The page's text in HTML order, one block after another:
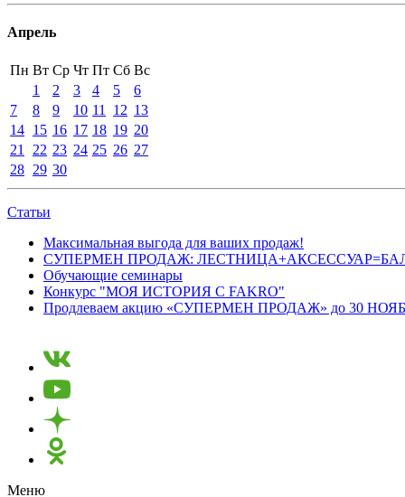
Апрель
Пн Вт Ср Чт Пт Сб Вс
1
2 3 4 5
6
7
8 9 10 11 12 13
14 15 16 17 18 19 20
21
22 23 24 25 26 27
28 29 30
Статьи
Максимальная выгода для ваших продаж!
СУПЕРМЕН ПРОДАЖ:
Обучающие семинары
Конкурс "МОЯ ИСТОРИЯ С FAKRO"
Продлеваем акцию «СУПЕРМЕН ПРОДАЖ» до 30
Меню